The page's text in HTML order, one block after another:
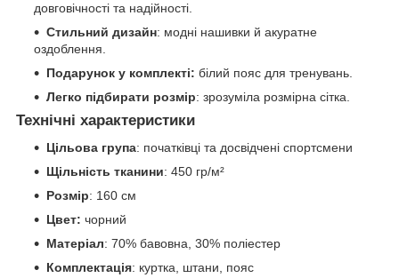
довговічності та надійності.
Стильний дизайн: модні нашивки й акуратне
оздоблення.
Подарунок у комплекті: білий пояс для тренувань.
Легко підбирати розмір: зрозуміла розмірна сітка.
Технічні характеристики
Цільова група: початківці та досвідчені спортсмени
Щільність тканини: 450 гр/м²
Розмір: 160 см
Цвет: чорний
Матеріал: 70% бавовна, 30% поліестер
Комплектація: куртка, штани, пояс